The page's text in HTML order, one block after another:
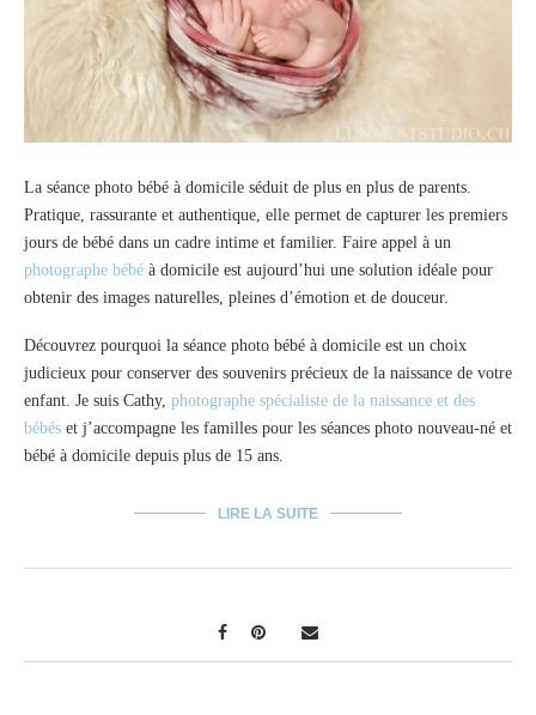
La séance photo bébé à domicile séduit de plus en plus de parents.
Pratique, rassurante et authentique, elle permet de capturer les premiers
jours de bébé dans un cadre intime et familier. Faire appel à un
photographe bébé à domicile est aujourd’hui une solution idéale pour
obtenir des images naturelles, pleines d’émotion et de douceur.
Découvrez pourquoi la séance photo bébé à domicile est un choix
judicieux pour conserver des souvenirs précieux de la naissance de votre
enfant. Je suis Cathy, photographe spécialiste de la naissance et des
bébés et j’accompagne les familles pour les séances photo nouveau-né et
bébé à domicile depuis plus de 15 ans.
LIRE LA SUITE